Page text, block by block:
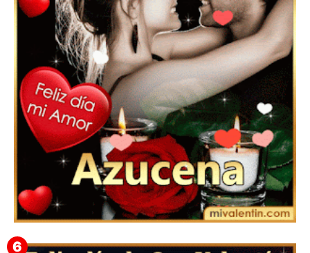
Feliz San Valentín Delsy